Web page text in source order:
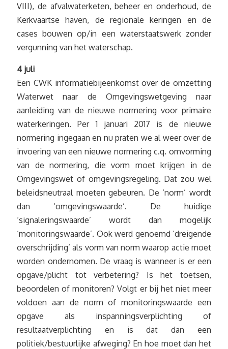
VIII), de afvalwaterketen, beheer en onderhoud, de
Kerkvaartse haven, de regionale keringen en de
cases bouwen op/in een waterstaatswerk zonder
vergunning van het waterschap.
4 juli
Een CWK informatiebijeenkomst over de omzetting
Waterwet naar de Omgevingswetgeving naar
aanleiding van de nieuwe normering voor primaire
waterkeringen. Per 1 januari 2017 is de nieuwe
normering ingegaan en nu praten we al weer over de
invoering van een nieuwe normering c.q. omvorming
van de normering, die vorm moet krijgen in de
Omgevingswet of omgevingsregeling. Dat zou wel
beleidsneutraal moeten gebeuren. De ‘norm’ wordt
dan ‘omgevingswaarde’. De huidige
‘signaleringswaarde’ wordt dan mogelijk
‘monitoringswaarde’. Ook werd genoemd ‘dreigende
overschrijding’ als vorm van norm waarop actie moet
worden ondernomen. De vraag is wanneer is er een
opgave/plicht tot verbetering? Is het toetsen,
beoordelen of monitoren? Volgt er bij het niet meer
voldoen aan de norm of monitoringswaarde een
opgave als inspanningsverplichting of
resultaatverplichting en is dat dan een
politiek/bestuurlijke afweging? En hoe moet dan het